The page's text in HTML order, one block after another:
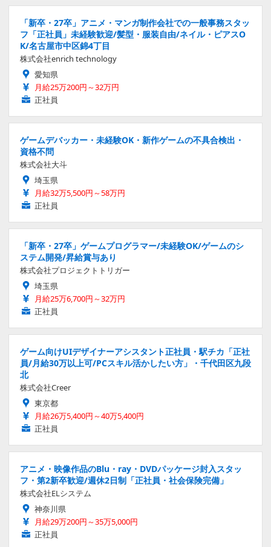
「新卒・27卒」アニメ・マンガ制作会社での一般事務スタッ
フ「正社員」未経験歓迎/髪型・服装自由/ネイル・ピアスO
K/名古屋市中区錦4丁目
株式会社enrich technology
愛知県
月給25万200円～32万円
正社員
ゲームデバッカー・未経験OK・新作ゲームの不具合検出・
資格不問
株式会社大斗
埼玉県
月給32万5,500円～58万円
正社員
「新卒・27卒」ゲームプログラマー/未経験OK/ゲームのシ
ステム開発/昇給賞与あり
株式会社プロジェクトトリガー
埼玉県
月給25万6,700円～32万円
正社員
ゲーム向けUIデザイナーアシスタント正社員・駅チカ「正社
員/月給30万以上可/PCスキル活かしたい方」・千代田区九段
北
株式会社Creer
東京都
月給26万5,400円～40万5,400円
正社員
アニメ・映像作品のBlu・ray・DVDパッケージ封入スタッ
フ・第2新卒歓迎/週休2日制「正社員・社会保険完備」
株式会社ELシステム
神奈川県
月給29万200円～35万5,000円
正社員